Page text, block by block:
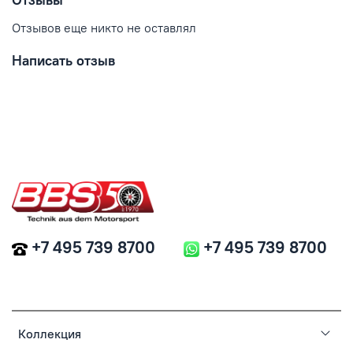
Отзывов еще никто не оставлял
Написать отзыв
Коллекция
+7 495 739 8700 +7 495 739 8700